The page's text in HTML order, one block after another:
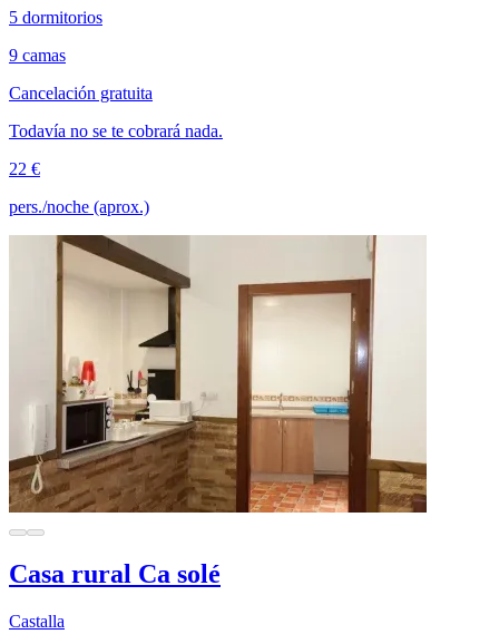
5 dormitorios
9 camas
Cancelación gratuita
Todavía no se te cobrará nada.
22 €
pers./noche (aprox.)
Casa rural Ca solé
Castalla